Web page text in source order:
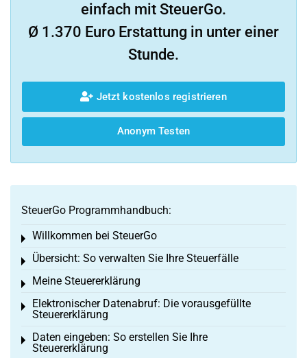
einfach mit SteuerGo.
Ø 1.370 Euro Erstattung in unter einer
Stunde.
Jetzt kostenlos registrieren
Anonym Testen
SteuerGo Programmhandbuch:
Willkommen bei SteuerGo
Toggle menu
Übersicht: So verwalten Sie Ihre Steuerfälle
Toggle menu
Meine Steuererklärung
Toggle menu
Elektronischer Datenabruf: Die vorausgefüllte
Steuererklärung
Toggle menu
Daten eingeben: So erstellen Sie Ihre
Steuererklärung
Toggle menu